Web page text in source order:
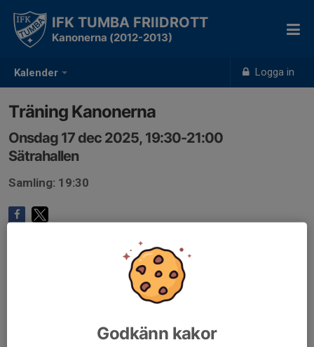
Kalender Logga in
IFK TUMBA FRIIDROTT
Kanonerna (2012-2013)
Träning Kanonerna
Onsdag 17 dec 2025, 19:30-21:00
Sätrahallen
Samling: 19:30
Godkänn kakor